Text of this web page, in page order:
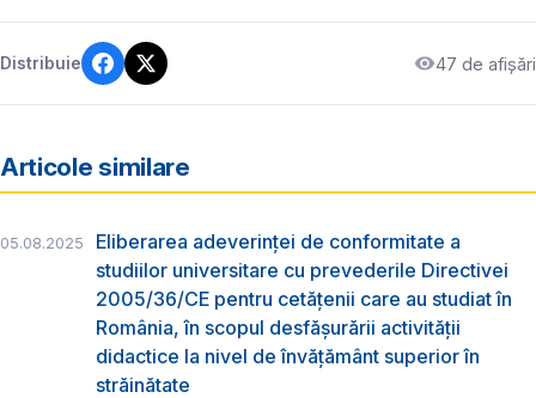
Distribuie 47 de afișări
Articole similare
05.08.2025
Eliberarea adeverinţei de conformitate a
studiilor universitare cu prevederile Directivei
2005/36/CE pentru cetăţenii care au studiat în
România, în scopul desfăşurării activităţii
didactice la nivel de învățământ superior în
străinătate